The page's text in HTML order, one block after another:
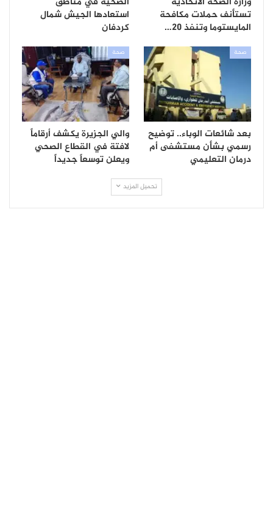
تستأنف حملات مكافحة
المايستوما وتنفذ 20…
استعادها الجيش شمال
كردفان
صحة
بعد شائعات الوباء.. توضيح
رسمي بشأن مستشفى أم
درمان التعليمي
صحة
والي الجزيرة يكشف أرقاماً
لافتة في القطاع الصحي
ويعلن توسعاً جديداً
تحميل المزيد